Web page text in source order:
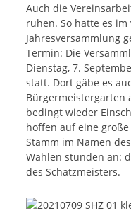
Auch die
ruhen. So hatte es im
Jahresversammlung
Termin: Die
Dienstag, 7.
statt. Dort gäbe es
Bürgermeistergarten
bedingt wieder
hoffen auf eine
Stamm im Namen
Wahlen stünden an:
des Schatzmeisters.